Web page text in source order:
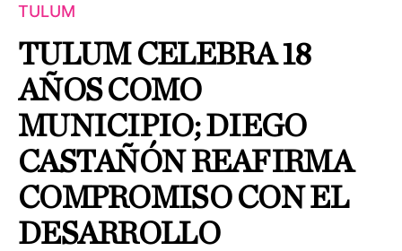
TULUM
TULUM CELEBRA 18
AÑOS COMO
MUNICIPIO; DIEGO
CASTAÑÓN REAFIRMA
COMPROMISO CON EL
DESARROLLO